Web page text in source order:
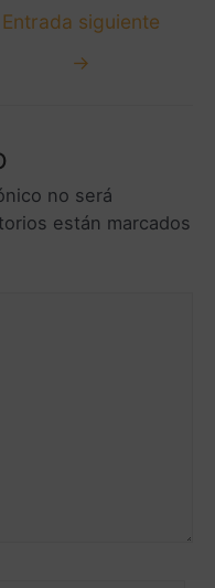
Entrada siguiente
→
no será
están marcados